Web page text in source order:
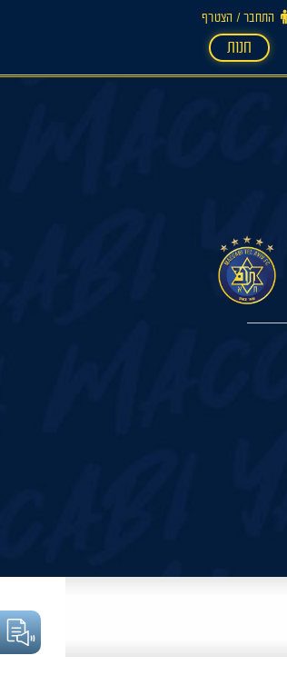
התחבר ‪/‬ הצטרף
חנות